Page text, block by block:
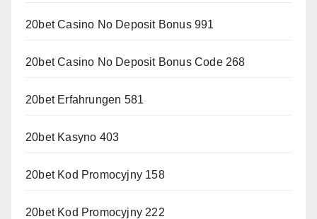
20bet Casino No Deposit Bonus 991
20bet Casino No Deposit Bonus Code 268
20bet Erfahrungen 581
20bet Kasyno 403
20bet Kod Promocyjny 158
20bet Kod Promocyjny 222